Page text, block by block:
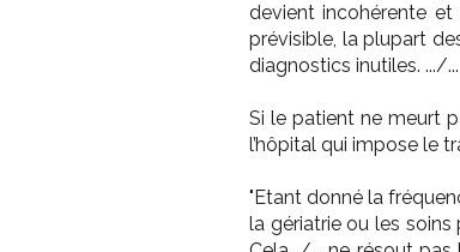
devient incohérente et
prévisible, la plupart
diagnostics inutiles. .../...
Si le patient ne meurt
l’hôpital qui impose le
"Etant donné la
la gériatrie ou les